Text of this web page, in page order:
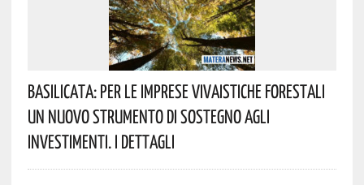
Basilicata: Per Le Imprese Vivaistiche Forestali
Un Nuovo Strumento Di Sostegno Agli
Investimenti. I Dettagli